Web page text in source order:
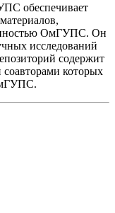
обеспечивает
ОмГУПС. Он
исследований
содержит
которых